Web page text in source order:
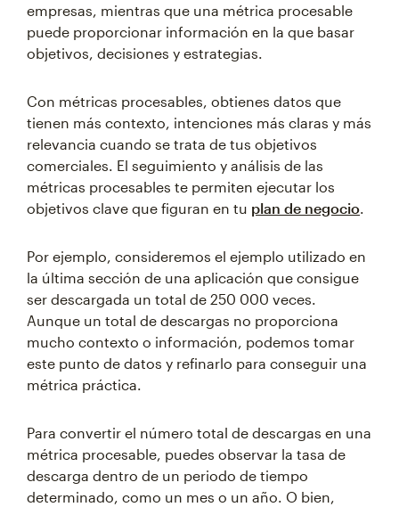
empresas, mientras que una métrica procesable
puede proporcionar información en la que basar
objetivos, decisiones y estrategias.
Con métricas procesables, obtienes datos que
tienen más contexto, intenciones más claras y más
relevancia cuando se trata de tus objetivos
comerciales. El seguimiento y análisis de las
métricas procesables te permiten ejecutar los
objetivos clave que figuran en tu plan de negocio
Por ejemplo, consideremos el ejemplo utilizado en
la última sección de una aplicación que consigue
ser descargada un total de 250 000 veces.
Aunque un total de descargas no proporciona
mucho contexto o información, podemos tomar
este punto de datos y refinarlo para conseguir una
métrica práctica.
Para convertir el número total de descargas en una
métrica procesable, puedes observar la tasa de
descarga dentro de un periodo de tiempo
determinado, como un mes o un año. O bien,